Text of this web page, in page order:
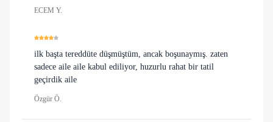
ECEM Y.
ilk başta tereddüte düşmüştüm, ancak boşunaymış. zaten
sadece aile aile kabul ediliyor, huzurlu rahat bir tatil
geçirdik aile
Özgür Ö.